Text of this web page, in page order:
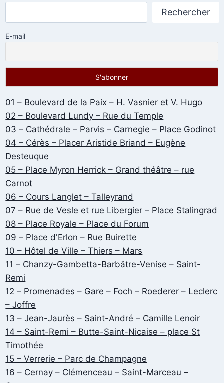
Rechercher
E-mail
01 – Boulevard de la Paix – H. Vasnier et V. Hugo
02 – Boulevard Lundy – Rue du Temple
03 – Cathédrale – Parvis – Carnegie – Place Godinot
04 – Cérès – Placer Aristide Briand – Eugène
Desteuque
05 – Place Myron Herrick – Grand théâtre – rue
Carnot
06 – Cours Langlet – Talleyrand
07 – Rue de Vesle et rue Libergier – Place Stalingrad
08 – Place Royale – Place du Forum
09 – Place d'Erlon – Rue Buirette
10 – Hôtel de Ville – Thiers – Mars
11 – Chanzy-Gambetta-Barbâtre-Venise – Saint-
Remi
12 – Promenades – Gare – Foch – Roederer – Leclerc
– Joffre
13 – Jean-Jaurès – Saint-André – Camille Lenoir
14 – Saint-Remi – Butte-Saint-Nicaise – place St
Timothée
15 – Verrerie – Parc de Champagne
16 – Cernay – Clémenceau – Saint-Marceau –